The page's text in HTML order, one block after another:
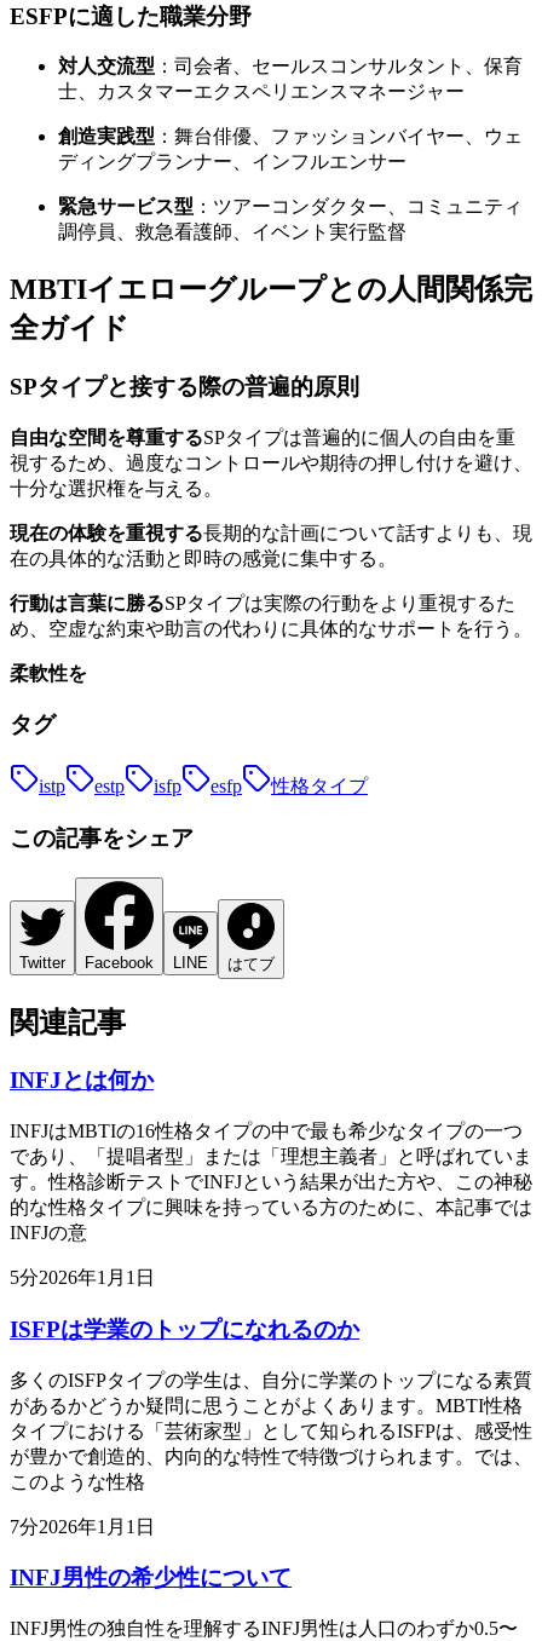
ESFPに適した職業分野
対人交流型 ：司会者、セールスコンサルタント、保育
士、カスタマーエクスペリエンスマネージャー
創造実践型 ：舞台俳優、ファッションバイヤー、ウェ
ディングプランナー、インフルエンサー
緊急サービス型 ：ツアーコンダクター、コミュニティ
調停員、救急看護師、イベント実行監督
MBTIイエローグループとの人間関係完
全ガイド
SPタイプと接する際の普遍的原則
自由な空間を尊重するSPタイプは普遍的に個人の自由を重
視するため、過度なコントロールや期待の押し付けを避け、
十分な選択権を与える。
現在の体験を重視する長期的な計画について話すよりも、現
在の具体的な活動と即時の感覚に集中する。
行動は言葉に勝るSPタイプは実際の行動をより重視するた
め、空虚な約束や助言の代わりに具体的なサポートを行う。
柔軟性を
タグ
istp estp isfp esfp 性格タイプ
この記事をシェア
Twitter Facebook LINE はてブ
関連記事
INFJとは何か
INFJはMBTIの16性格タイプの中で最も希少なタイプの一つ
であり、「提唱者型」または「理想主義者」と呼ばれていま
す。性格診断テストでINFJという結果が出た方や、この神秘
的な性格タイプに興味を持っている方のために、本記事では
INFJの意
5分2026年1月1日
ISFPは学業のトップになれるのか
多くのISFPタイプの学生は、自分に学業のトップになる素質
があるかどうか疑問に思うことがよくあります。MBTI性格
タイプにおける「芸術家型」として知られるISFPは、感受性
が豊かで創造的、内向的な特性で特徴づけられます。では、
このような性格
7分2026年1月1日
INFJ男性の希少性について
INFJ男性の独自性を理解するINFJ男性は人口のわずか0.5〜